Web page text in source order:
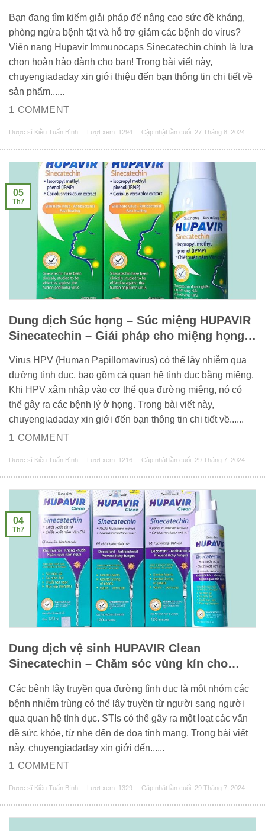
Bạn đang tìm kiếm giải pháp để nâng cao sức đề kháng,
phòng ngừa bệnh tật và hỗ trợ giảm các bệnh do virus?
Viên nang Hupavir Immunocaps Sinecatechin chính là lựa
chọn hoàn hảo dành cho bạn! Trong bài viết này,
chuyengiadaday xin giới thiệu đến bạn thông tin chi tiết về
sản phẩm......
1 COMMENT
Dược sĩ Kiều Tuấn Bình Lượt xem: 1294 Cập nhật lần cuối: 27 Tháng 8, 2024
Dung dịch Súc họng – Súc miệng HUPAVIR
Sinecatechin – Giải pháp cho miệng họng
Virus HPV (Human Papillomavirus) có thể lây nhiễm qua
đường tình dục, bao gồm cả quan hệ tình dục bằng miệng.
Khi HPV xâm nhập vào cơ thể qua đường miệng, nó có
thể gây ra các bệnh lý ở họng. Trong bài viết này,
chuyengiadaday xin giới đến bạn thông tin chi tiết về......
1 COMMENT
Dược sĩ Kiều Tuấn Bình Lượt xem: 1216 Cập nhật lần cuối: 29 Tháng 7, 2024
05
Th7
Dung dịch vệ sinh HUPAVIR Clean
Sinecatechin – Chăm sóc vùng kín cho
Các bệnh lây truyền qua đường tình dục là một nhóm các
bệnh nhiễm trùng có thể lây truyền từ người sang người
qua quan hệ tình dục. STIs có thể gây ra một loạt các vấn
đề sức khỏe, từ nhẹ đến đe dọa tính mạng. Trong bài viết
này, chuyengiadaday xin giới đến......
1 COMMENT
Dược sĩ Kiều Tuấn Bình Lượt xem: 1329 Cập nhật lần cuối: 29 Tháng 7, 2024
04
Th7